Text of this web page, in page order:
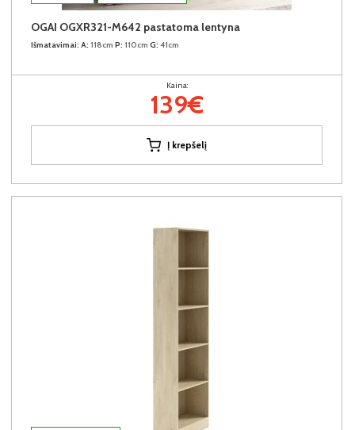
OGAI OGXR321-M642 pastatoma lentyna
Išmatavimai: A: 118cm P: 110cm G: 41cm
Kaina:
139€
Į krepšelį